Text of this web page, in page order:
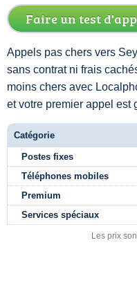
Faire un test
Appels pas chers vers
sans contrat ni frais
moins chers avec
et votre premier appel est
Catégorie
Postes fixes
Téléphones mobiles
Premium
Services spéciaux
Les prix